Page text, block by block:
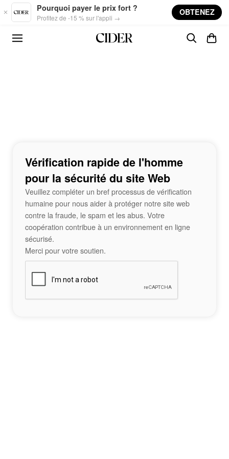
Skip to main content
Pourquoi payer le prix fort ?
Profitez de -15 % sur l'appli →
OBTENEZ
Vérification rapide de l'homme
pour la sécurité du site Web
Veuillez compléter un bref processus de vérification
humaine pour nous aider à protéger notre site web
contre la fraude, le spam et les abus. Votre
coopération contribue à un environnement en ligne
sécurisé.
Merci pour votre soutien.